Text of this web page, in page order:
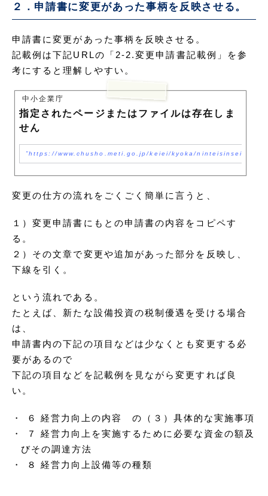
２．申請書に変更があった事柄を反映させる。
申請書に変更があった事柄を反映させる。
記載例は下記URLの「2-2.変更申請書記載例」を参
考にすると理解しやすい。
中小企業庁
指定されたページまたはファイルは存在しま
せん
https://www.chusho.meti.go.jp/keiei/kyoka/
変更の仕方の流れをごくごく簡単に言うと、
１）変更申請書にもとの申請書の内容をコピペす
る。
２）その文章で変更や追加があった部分を反映し、
下線を引く。
という流れである。
たとえば、新たな設備投資の税制優遇を受ける場合
は、
申請書内の下記の項目などは少なくとも変更する必
要があるので
下記の項目などを記載例を見ながら変更すれば良
い。
６ 経営力向上の内容 の（３）具体的な実施事項
７ 経営力向上を実施するために必要な資金の額及
びその調達方法
８ 経営力向上設備等の種類